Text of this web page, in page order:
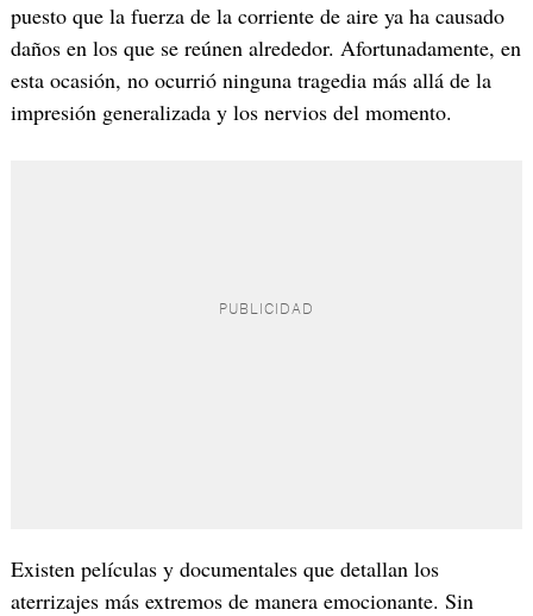
puesto que la fuerza de la corriente de aire ya ha causado
daños en los que se reúnen alrededor. Afortunadamente, en
esta ocasión, no ocurrió ninguna tragedia más allá de la
impresión generalizada y los nervios del momento.
Existen películas y documentales que detallan los
aterrizajes más extremos de manera emocionante. Sin